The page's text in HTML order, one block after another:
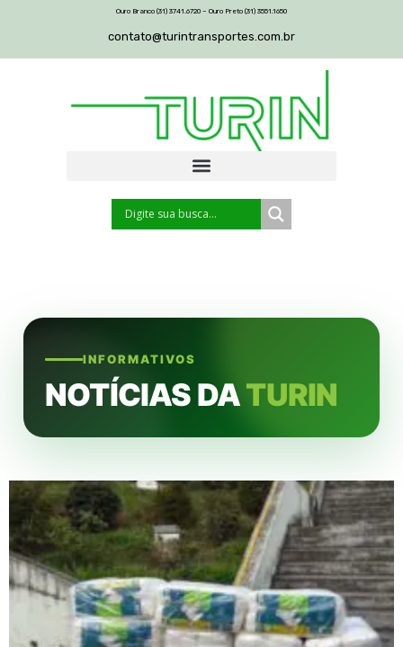
Ouro Branco (31) 3741.6720 – Ouro Preto (31) 3551.1650
contato@turintransportes.com.br
INFORMATIVOS
NOTÍCIAS DATURIN